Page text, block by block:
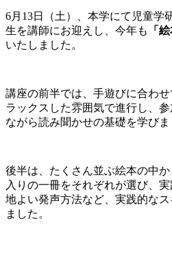
6月13日（土）、本学にて児童学
生を講師にお迎えし、今年も
「
いたしました。
講座の前半では、手遊びに合わ
ラックスした雰囲気で進行し、
ながら読み聞かせの基礎を学びま
後半は、たくさん並ぶ絵本の中
入りの一冊をそれぞれが選び、
地よい発声方法など、実践的な
ました。